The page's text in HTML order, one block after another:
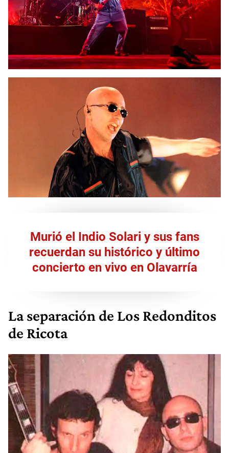
Murió el Indio Solari y sus fans
recuerdan su histórico y último
concierto en vivo en Olavarría
La separación de Los Redonditos
de Ricota